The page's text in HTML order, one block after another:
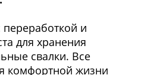
и
для хранения
свалки. Все
комфортной жизни